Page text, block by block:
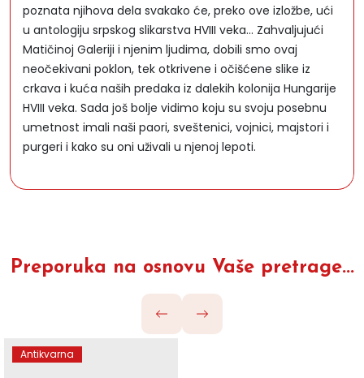
poznata njihova dela svakako će, preko ove izložbe, ući
u antologiju srpskog slikarstva HVIII veka... Zahvaljujući
Matičinoj Galeriji i njenim ljudima, dobili smo ovaj
neočekivani poklon, tek otkrivene i očišćene slike iz
crkava i kuća naših predaka iz dalekih kolonija Hungarije
HVIII veka. Sada još bolje vidimo koju su svoju posebnu
umetnost imali naši paori, sveštenici, vojnici, majstori i
purgeri i kako su oni uživali u njenoj lepoti.
Preporuka na osnovu Vaše pretrage...
Antikvarna